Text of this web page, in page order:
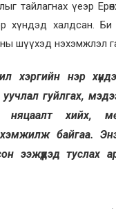
тайлагнах үеэр
хүндэд халдсан. Би
шүүхэд нэхэмжлэл
хэргийн нэр
уучлал гуйлгах,
няцаалт хийх,
байгаа.
ээжүүдэд туслах